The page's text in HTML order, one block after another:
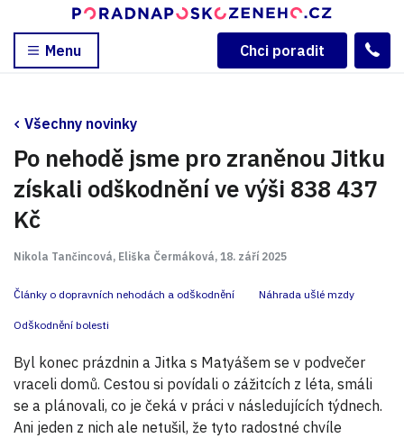
Menu Chci poradit
Všechny novinky
Po nehodě jsme pro zraněnou Jitku
získali odškodnění ve výši 838 437
Kč
Nikola Tančincová, Eliška Čermáková, 18. září 2025
Články o dopravních nehodách a odškodnění Náhrada ušlé mzdy
Odškodnění bolesti
Byl konec prázdnin a Jitka s Matyášem se v podvečer
vraceli domů. Cestou si povídali o zážitcích z léta, smáli
se a plánovali, co je čeká v práci v následujících týdnech.
Ani jeden z nich ale netušil, že tyto radostné chvíle